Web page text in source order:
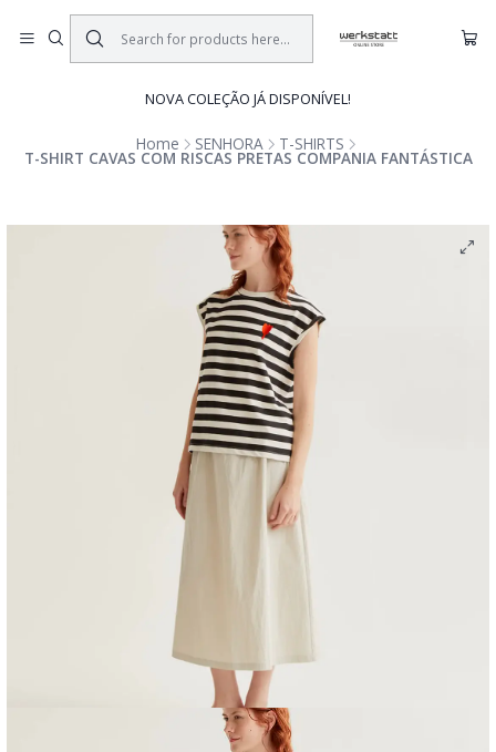
NOVA COLEÇÃO JÁ DISPONÍVEL!
Home SENHORA T-SHIRTS
T-SHIRT CAVAS COM RISCAS PRETAS COMPANIA FANTÁSTICA